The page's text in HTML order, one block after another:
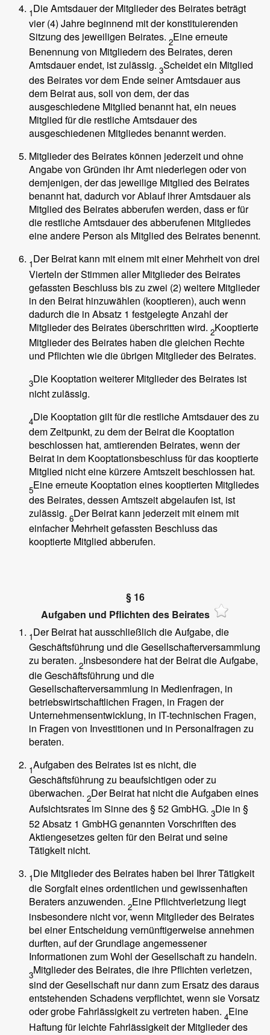
1Die Amtsdauer der Mitglieder des Beirates beträgt
vier (4) Jahre beginnend mit der konstituierenden
Sitzung des jeweiligen Beirates. 2Eine erneute
Benennung von Mitgliedern des Beirates, deren
Amtsdauer endet, ist zulässig. 3Scheidet ein Mitglied
des Beirates vor dem Ende seiner Amtsdauer aus
dem Beirat aus, soll von dem, der das
ausgeschiedene Mitglied benannt hat, ein neues
Mitglied für die restliche Amtsdauer des
ausgeschiedenen Mitgliedes benannt werden.
Mitglieder des Beirates können jederzeit und ohne
Angabe von Gründen ihr Amt niederlegen oder von
demjenigen, der das jeweilige Mitglied des Beirates
benannt hat, dadurch vor Ablauf ihrer Amtsdauer als
Mitglied des Beirates abberufen werden, dass er für
die restliche Amtsdauer des abberufenen Mitgliedes
eine andere Person als Mitglied des Beirates benennt.
1Der Beirat kann mit einem mit einer Mehrheit von drei
Vierteln der Stimmen aller Mitglieder des Beirates
gefassten Beschluss bis zu zwei (2) weitere Mitglieder
in den Beirat hinzuwählen (kooptieren), auch wenn
dadurch die in Absatz 1 festgelegte Anzahl der
Mitglieder des Beirates überschritten wird. 2Kooptierte
Mitglieder des Beirates haben die gleichen Rechte
und Pflichten wie die übrigen Mitglieder des Beirates.
3Die Kooptation weiterer Mitglieder des Beirates ist
nicht zulässig.
4Die Kooptation gilt für die restliche Amtsdauer des zu
dem Zeitpunkt, zu dem der Beirat die Kooptation
beschlossen hat, amtierenden Beirates, wenn der
Beirat in dem Kooptationsbeschluss für das kooptierte
Mitglied nicht eine kürzere Amtszeit beschlossen hat.
5Eine erneute Kooptation eines kooptierten Mitgliedes
des Beirates, dessen Amtszeit abgelaufen ist, ist
zulässig. 6Der Beirat kann jederzeit mit einem mit
einfacher Mehrheit gefassten Beschluss das
kooptierte Mitglied abberufen.
§ 16
Aufgaben und Pflichten des Beirates
1Der Beirat hat ausschließlich die Aufgabe, die
Geschäftsführung und die Gesellschafterversammlung
zu beraten. 2Insbesondere hat der Beirat die Aufgabe,
die Geschäftsführung und die
Gesellschafterversammlung in Medienfragen, in
betriebswirtschaftlichen Fragen, in Fragen der
Unternehmensentwicklung, in IT-technischen Fragen,
in Fragen von Investitionen und in Personalfragen zu
beraten.
1Aufgaben des Beirates ist es nicht, die
Geschäftsführung zu beaufsichtigen oder zu
überwachen. 2Der Beirat hat nicht die Aufgaben eines
Aufsichtsrates im Sinne des § 52 GmbHG. 3Die in §
52 Absatz 1 GmbHG genannten Vorschriften des
Aktiengesetzes gelten für den Beirat und seine
Tätigkeit nicht.
1Die Mitglieder des Beirates haben bei Ihrer Tätigkeit
die Sorgfalt eines ordentlichen und gewissenhaften
Beraters anzuwenden. 2Eine Pflichtverletzung liegt
insbesondere nicht vor, wenn Mitglieder des Beirates
bei einer Entscheidung vernünftigerweise annehmen
durften, auf der Grundlage angemessener
Informationen zum Wohl der Gesellschaft zu handeln.
3Mitglieder des Beirates, die ihre Pflichten verletzen,
sind der Gesellschaft nur dann zum Ersatz des daraus
entstehenden Schadens verpflichtet, wenn sie Vorsatz
oder grobe Fahrlässigkeit zu vertreten haben. 4Eine
Haftung für leichte Fahrlässigkeit der Mitglieder des